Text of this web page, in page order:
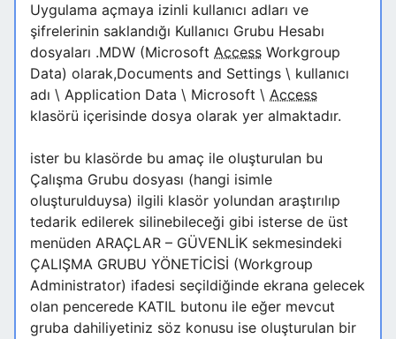
Uygulama açmaya izinli kullanıcı adları ve
şifrelerinin saklandığı Kullanıcı Grubu Hesabı
dosyaları .MDW (Microsoft Access Workgroup
Data) olarak,Documents and Settings \ kullanıcı
adı \ Application Data \ Microsoft \ Access
klasörü içerisinde dosya olarak yer almaktadır.
ister bu klasörde bu amaç ile oluşturulan bu
Çalışma Grubu dosyası (hangi isimle
oluşturulduysa) ilgili klasör yolundan araştırılıp
tedarik edilerek silinebileceği gibi isterse de üst
menüden ARAÇLAR – GÜVENLİK sekmesindeki
ÇALIŞMA GRUBU YÖNETİCİSİ (Workgroup
Administrator) ifadesi seçildiğinde ekrana gelecek
olan pencerede KATIL butonu ile eğer mevcut
gruba dahiliyetiniz söz konusu ise oluşturulan bir